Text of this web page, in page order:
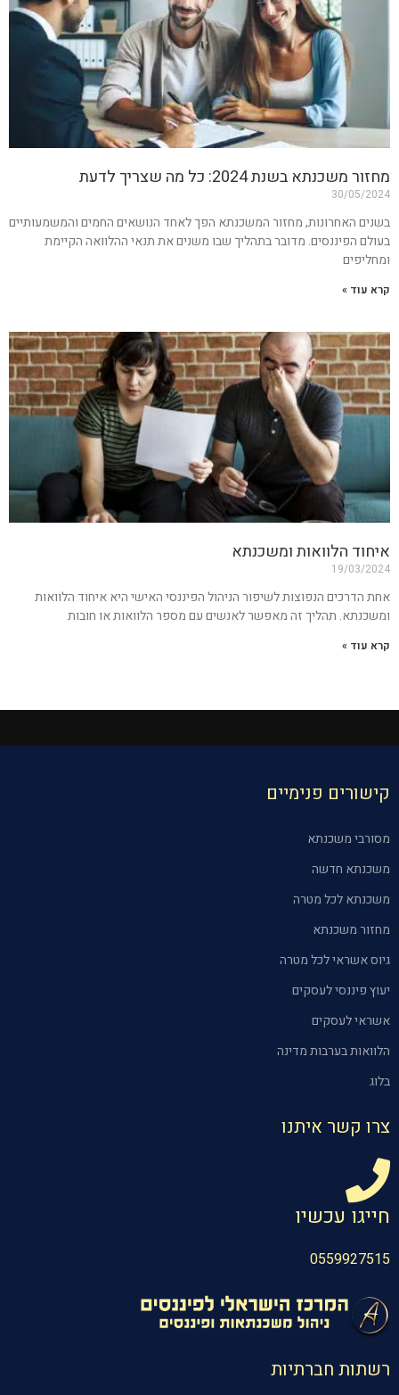
מחזור משכנתא בשנת 2024: כל מה שצריך לדעת
30/05/2024
בשנים האחרונות, מחזור המשכנתא הפך לאחד הנושאים החמים והמשמעותיים
בעולם הפיננסים. מדובר בתהליך שבו משנים את תנאי ההלוואה הקיימת
ומחליפים
קרא עוד »
איחוד הלוואות ומשכנתא
19/03/2024
אחת הדרכים הנפוצות לשיפור הניהול הפיננסי האישי היא איחוד הלוואות
ומשכנתא. תהליך זה מאפשר לאנשים עם מספר הלוואות או חובות
קרא עוד »
קישורים פנימיים
מסורבי משכנתא
משכנתא חדשה
משכנתא לכל מטרה
מחזור משכנתא
גיוס אשראי לכל מטרה
יעוץ פיננסי לעסקים
אשראי לעסקים
הלוואות בערבות מדינה
בלוג
צרו קשר איתנו
חייגו עכשיו
0559927515
רשתות חברתיות